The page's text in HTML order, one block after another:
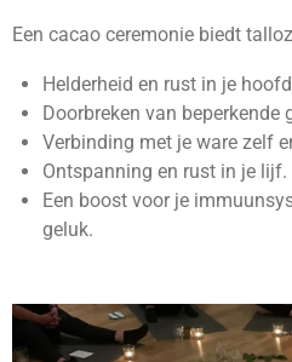
Een cacao ceremonie biedt
Helderheid en rust in je
Doorbreken van beperkende
Verbinding met je ware zelf
Ontspanning en rust in je lijf.
Een boost voor je
geluk.